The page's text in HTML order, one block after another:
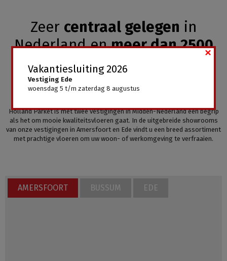
Zeer centraal gelegen in
Nederland enmeer dan 2500
vloerenin ons
assortiment
Holland Parket is met twee vestigingen in Midden-Nederland een begrip
als het om mooie kwaliteitsvloeren gaat. In de uitgebreide showrooms
van onze vestigingen in Amersfoort en Ede vindt u een breed assortiment
met prachtige vloeren om uw woon- of werkomgeving te verfraaien.
AMERSFOORT BUSSUM EDE
Vakantiesluiting 2026
Vestiging Ede
woensdag 5 t/m zaterdag 8 augustus
×